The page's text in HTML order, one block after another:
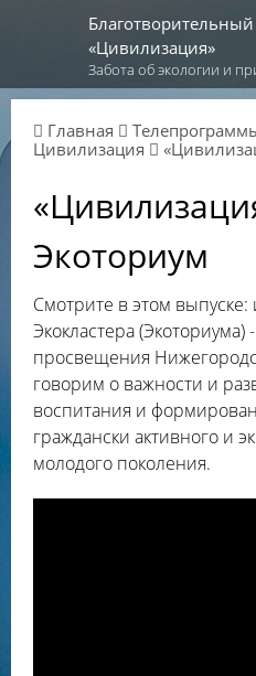
«Цивилизация»
Забота об экологии и
Главная
Цивилизация
Экоториум
Смотрите в этом выпуске:
Экокластера (Экоториума)
просвещения
говорим о важности и
воспитания и
граждански активного и
молодого поколения.